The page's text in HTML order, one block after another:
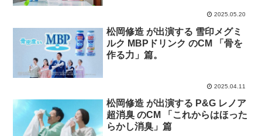
2025.05.20
松岡修造 が出演する 雪印メグミ
ルク MBPドリンク のCM 「骨を
作る力」篇。
2025.04.11
松岡修造 が出演する P&G レノア
超消臭 のCM 「これからはほった
らかし消臭」篇